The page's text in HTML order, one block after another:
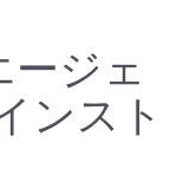
ージェ
ンスト